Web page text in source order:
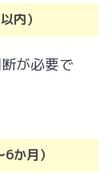
内）
が必要で
か月）